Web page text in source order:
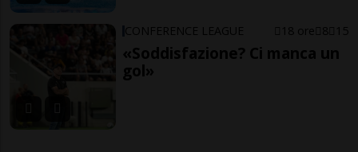
CONFERENCE LEAGUE 18 ore 8 15
«Soddisfazione? Ci manca un
gol»